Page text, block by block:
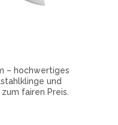
– hochwertiges
und
fairen Preis.